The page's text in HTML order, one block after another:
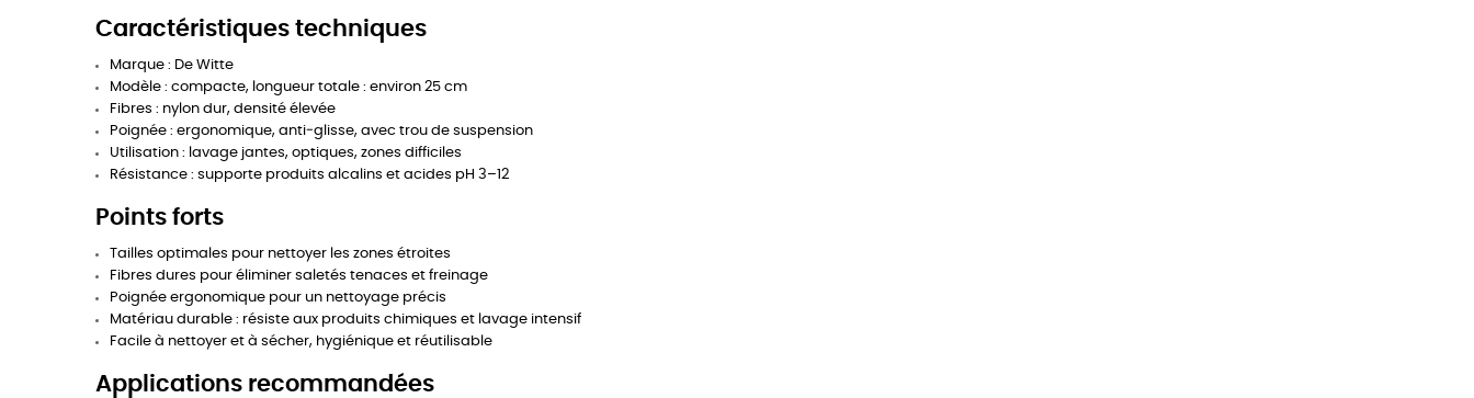
Caractéristiques techniques
Marque : De Witte
Modèle : compacte, longueur totale : environ 25 cm
Fibres : nylon dur, densité élevée
Poignée : ergonomique, anti‑glisse, avec trou de suspension
Utilisation : lavage jantes, optiques, zones difficiles
Résistance : supporte produits alcalins et acides pH 3–12
Points forts
Tailles optimales pour nettoyer les zones étroites
Fibres dures pour éliminer saletés tenaces et freinage
Poignée ergonomique pour un nettoyage précis
Matériau durable : résiste aux produits chimiques et lavage intensif
Facile à nettoyer et à sécher, hygiénique et réutilisable
Applications recommandées